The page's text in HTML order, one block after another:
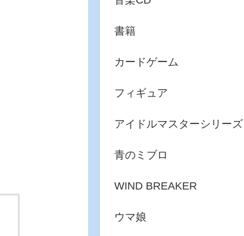
書籍
カードゲーム
フィギュア
アイドルマスターシリーズ
青のミブロ
WIND BREAKER
ウマ娘